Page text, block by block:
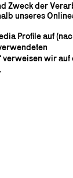
Zweck der
unseres
Profile auf
verweisen wir auf